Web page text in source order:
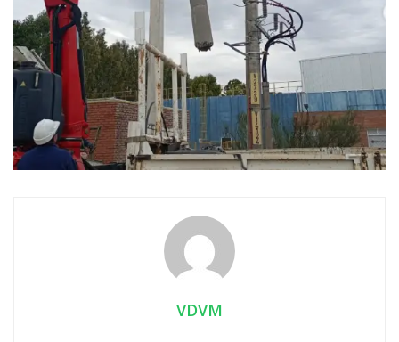
VDVM